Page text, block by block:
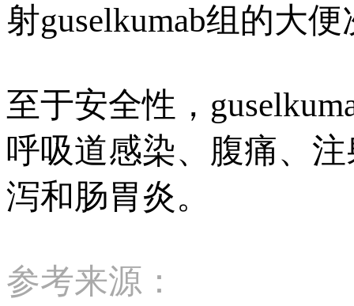
射guselkumab组的大
至于安全性，
呼吸道感染、腹痛、
泻和肠胃炎。
参考来源：